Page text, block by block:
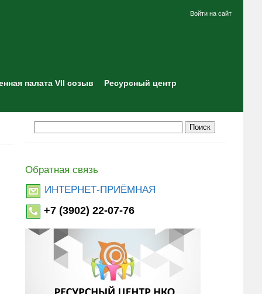
Войти на сайт
палата VII созыв Ресурсный центр
Обратная связь
ИНТЕРНЕТ-ПРИЁМНАЯ
+7 (3902) 22-07-76